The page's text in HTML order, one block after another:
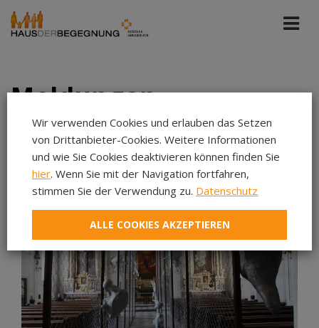
Meldungen
Tiroler Sonntag Jedes Datum
Aug 2026
Jul 2026
Jun 2026
Mai 2026
Apr 2026
Mär 2026
Feb 2026
Jan 2026
Wir verwenden Cookies und erlauben das Setzen
von Drittanbieter-Cookies. Weitere Informationen
und wie Sie Cookies deaktivieren können finden Sie
hier. Wenn Sie mit der Navigation fortfahren,
stimmen Sie der Verwendung zu. Datenschutz
ALLE COOKIES AKZEPTIEREN